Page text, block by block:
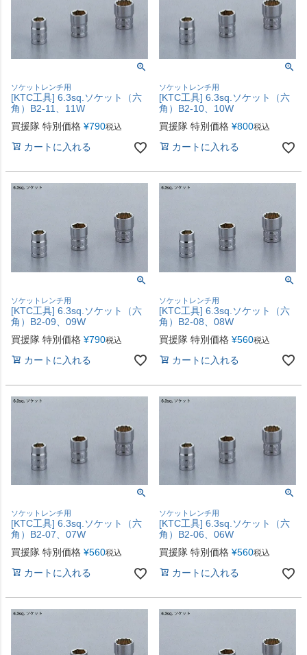
ソケットレンチ用
[KTC工具] 6.3sq.ソケット（六
角）B2-11、11W
買援隊 特別価格 ¥790税込
カートに入れる
ソケットレンチ用
[KTC工具] 6.3sq.ソケット（六
角）B2-10、10W
買援隊 特別価格 ¥800税込
カートに入れる
ソケットレンチ用
[KTC工具] 6.3sq.ソケット（六
角）B2-09、09W
買援隊 特別価格 ¥790税込
カートに入れる
ソケットレンチ用
[KTC工具] 6.3sq.ソケット（六
角）B2-08、08W
買援隊 特別価格 ¥560税込
カートに入れる
ソケットレンチ用
[KTC工具] 6.3sq.ソケット（六
角）B2-07、07W
買援隊 特別価格 ¥560税込
カートに入れる
ソケットレンチ用
[KTC工具] 6.3sq.ソケット（六
角）B2-06、06W
買援隊 特別価格 ¥560税込
カートに入れる